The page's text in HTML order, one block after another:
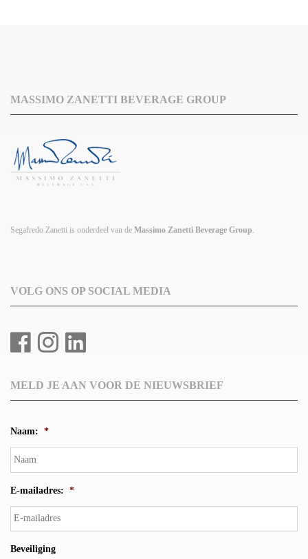
MASSIMO ZANETTI BEVERAGE GROUP
Segafredo Zanetti is onderdeel van de Massimo Zanetti Beverage Group
VOLG ONS OP SOCIAL MEDIA
MELD JE AAN VOOR DE NIEUWSBRIEF
Naam: *
E-mailadres: *
Beveiliging